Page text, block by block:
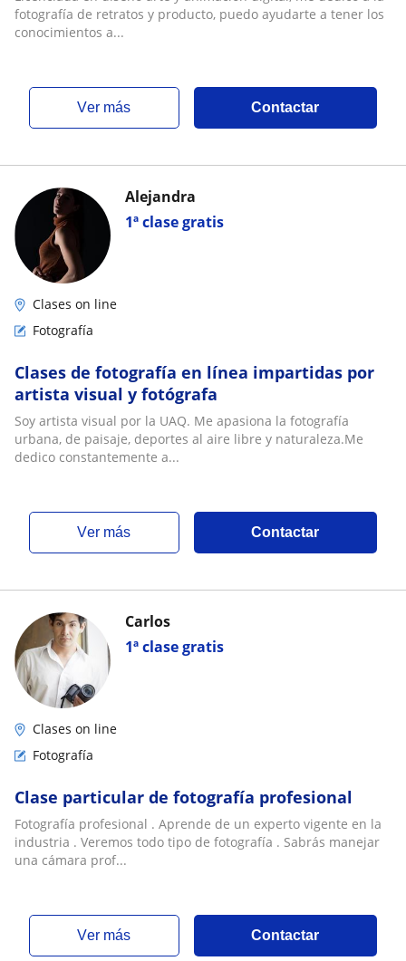
fotografía de retratos y producto, puedo ayudarte a tener los
conocimientos a...
ver más Contactar
1ª clase gratis
Alejandra
Clases on line
Fotografía
Clases de fotografía en línea impartidas por
artista visual y fotógrafa
Soy artista visual por la UAQ. Me apasiona la fotografía
urbana, de paisaje, deportes al aire libre y naturaleza.Me
dedico constantemente a...
ver más Contactar
1ª clase gratis
Carlos
Clases on line
Fotografía
Clase particular de fotografía profesional
Fotografía profesional . Aprende de un experto vigente en la
industria . Veremos todo tipo de fotografía . Sabrás manejar
una cámara prof...
ver más Contactar